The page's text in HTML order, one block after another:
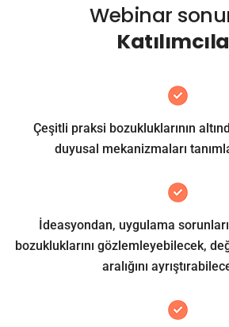
Webinar
Çeşitli praksi bozukluklarının
duyusal mekanizmaları
İdeasyondan, uygulama
bozukluklarını gözlemleyebilecek,
aralığını